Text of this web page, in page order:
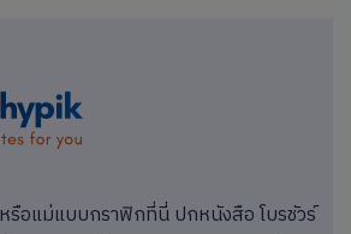
รือแม่แบบกราฟิกที่นี่ ปกหนังสือ โบรชัวร์